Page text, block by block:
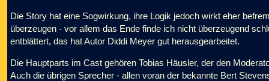
Die Story hat eine Sogwirkung, ihre Logik jedoch wirkt eher
überzeugen - vor allem das Ende finde ich nicht überzeugend
entblättert, das hat Autor Diddi Meyer gut herausgearbeitet.
Die Hauptparts im Cast gehören Tobias Häusler, der den
Auch die übrigen Sprecher - allen voran der bekannte Bert